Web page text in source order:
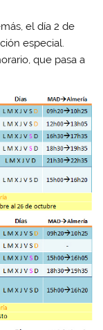
el día 2 de
especial.
que pasa a